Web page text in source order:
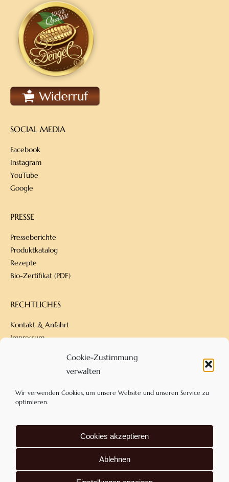
Cookie-Zustimmung
verwalten
Wir verwenden Cookies, um unsere Website und unseren Service zu
optimieren.
Cookies akzeptieren
Ablehnen
SOCIAL MEDIA
Facebook
Instagram
YouTube
Google
PRESSE
Presseberichte
Produktkatalog
Rezepte
Bio-Zertifikat (PDF)
RECHTLICHES
Kontakt & Anfahrt
Impressum
Versandbedingungen
AGB
Am Eckfeld 18